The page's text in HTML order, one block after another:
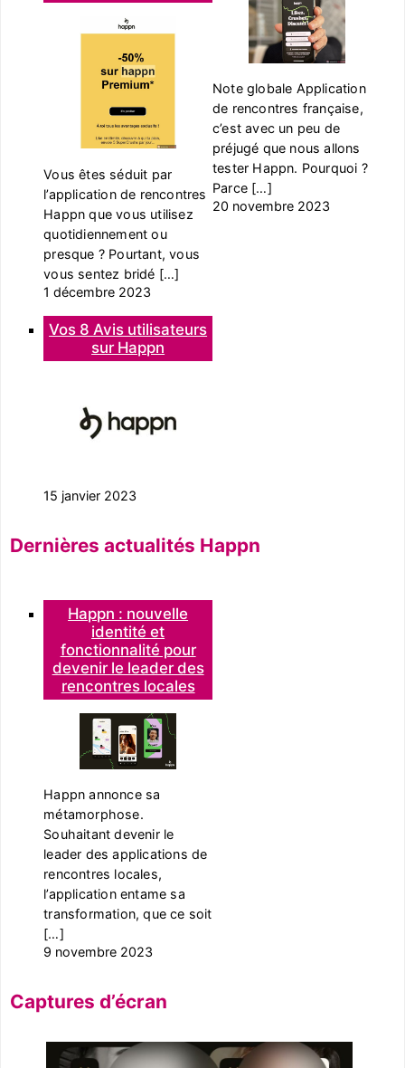
Vous êtes séduit par
l’application de rencontres
Happn que vous utilisez
quotidiennement ou
presque ? Pourtant, vous
vous sentez bridé […]
1 décembre 2023
Note globale Application
de rencontres française,
c’est avec un peu de
préjugé que nous allons
tester Happn. Pourquoi ?
Parce […]
20 novembre 2023
Vos 8 Avis utilisateurs
sur Happn
15 janvier 2023
Dernières actualités Happn
Happn : nouvelle
identité et
fonctionnalité pour
devenir le leader des
rencontres locales
Happn annonce sa
métamorphose.
Souhaitant devenir le
leader des applications de
rencontres locales,
l’application entame sa
transformation, que ce soit
[…]
9 novembre 2023
Captures d’écran